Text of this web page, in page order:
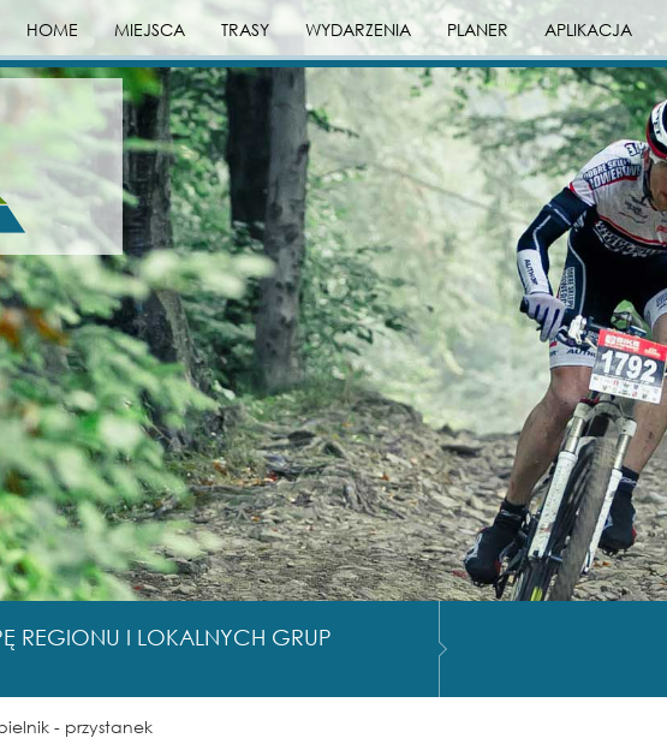
HOME MIEJSCA TRASY WYDARZENIA PLANER APLIKACJA
REGIONU I LOKALNYCH GRUP
- przystanek